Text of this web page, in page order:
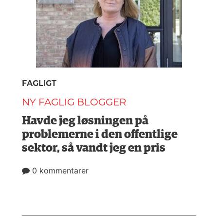
FAGLIGT
NY FAGLIG BLOGGER
Havde jeg løsningen på
problemerne i den offentlige
sektor, så vandt jeg en pris
0 kommentarer